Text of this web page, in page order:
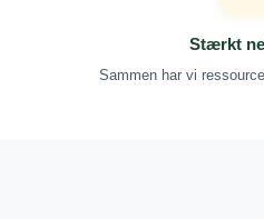
Stærkt
Sammen har vi